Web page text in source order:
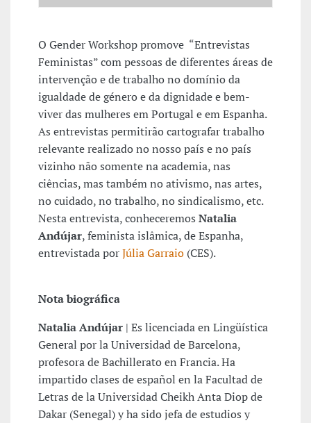
O Gender Workshop promove “Entrevistas
Feministas” com pessoas de diferentes áreas de
intervenção e de trabalho no domínio da
igualdade de género e da dignidade e bem-
viver das mulheres em Portugal e em Espanha.
As entrevistas permitirão cartografar trabalho
relevante realizado no nosso país e no país
vizinho não somente na academia, nas
ciências, mas também no ativismo, nas artes,
no cuidado, no trabalho, no sindicalismo, etc.
Nesta entrevista, conheceremos Natalia
Andújar, feminista islâmica, de Espanha,
entrevistada porJúlia Garraio (CES).
Nota biográfica
Natalia Andújar | Es licenciada en Lingüística
General por la Universidad de Barcelona,
profesora de Bachillerato en Francia. Ha
impartido clases de español en la Facultad de
Letras de la Universidad Cheikh Anta Diop de
Dakar (Senegal) y ha sido jefa de estudios y